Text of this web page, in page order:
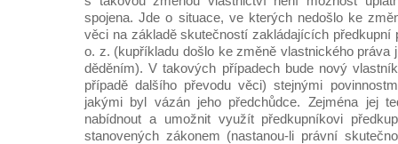
spojena. Jde o situace, ve kterých nedošlo ke
věci na základě skutečností zakládajících předkupní
o. z. (kupříkladu došlo ke změně vlastnického práva
děděním). V takových případech bude nový
případě dalšího převodu věci) stejnými
jakými byl vázán jeho předchůdce. Zejména jej
nabídnout a umožnit využít předkupníkovi
stanovených zákonem (nastanou-li právní